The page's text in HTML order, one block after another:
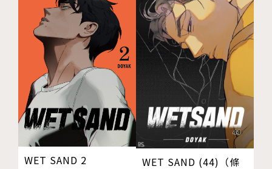
WET SAND 2
WET SAND (44)（條